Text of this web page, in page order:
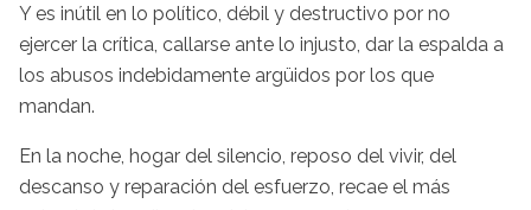
Y es inútil en lo político, débil y destructivo por no
ejercer la crítica, callarse ante lo injusto, dar la espalda a
los abusos indebidamente argüidos por los que
mandan.
En la noche, hogar del silencio, reposo del vivir, del
descanso y reparación del esfuerzo, recae el más